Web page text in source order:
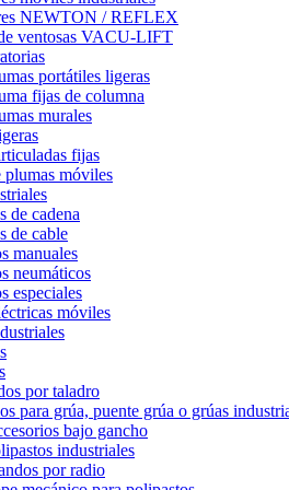
NEWTON / REFLEX
ventosas VACU-LIFT
portátiles ligeras
fijas de columna
murales
fijas
plumas móviles
de cadena
de cable
manuales
neumáticos
especiales
móviles
por taladro
para grúa, puente grúa o grúas
bajo gancho
industriales
por radio